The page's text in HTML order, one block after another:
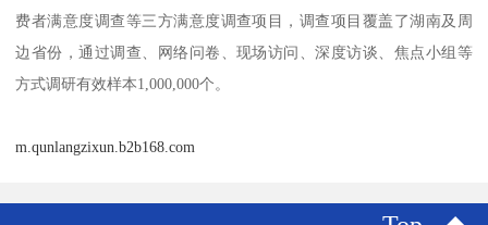
费者满意度调查等三方满意度调查项目，调查项目覆盖了湖南及周
边省份，通过调查、网络问卷、现场访问、深度访谈、焦点小组等
方式调研有效样本1,000,000个。
m.qunlangzixun.b2b168.com